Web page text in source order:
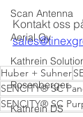
Scan Antenna
Aerial Oy
Kathrein
Rosenberger
Kathrein DS
Kontakt oss
Huber + Suhner
SENCITY® SC
SENCITY® SC